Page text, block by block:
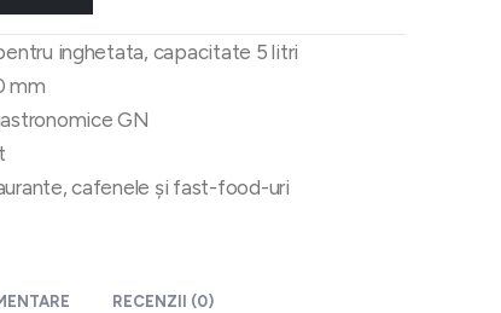
inghetata, capacitate 5 litri
mm
GN
cafenele și fast-food-uri
RECENZII (0)